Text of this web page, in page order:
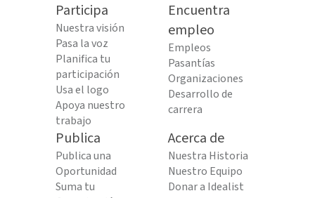
Participa
Nuestra visión
Pasa la voz
Planifica tu
participación
Usa el logo
Apoya nuestro
trabajo
Encuentra
empleo
Empleos
Pasantías
Organizaciones
Desarrollo de
carrera
Publica
Publica una
Oportunidad
Suma tu
Acerca de
Nuestra Historia
Nuestro Equipo
Donar a Idealist